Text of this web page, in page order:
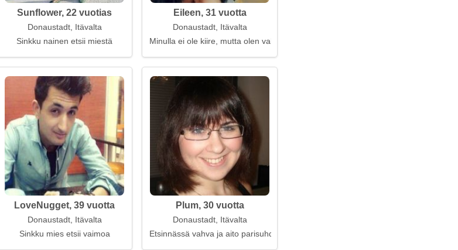
Sunflower, 22 vuotias
Donaustadt, Itävalta
Sinkku nainen etsii miestä
Eileen, 31 vuotta
Donaustadt, Itävalta
Minulla ei ole kiire, mutta olen valmis
LoveNugget, 39 vuotta
Donaustadt, Itävalta
Sinkku mies etsii vaimoa
Plum, 30 vuotta
Donaustadt, Itävalta
Etsinnässä vahva ja aito parisuhde